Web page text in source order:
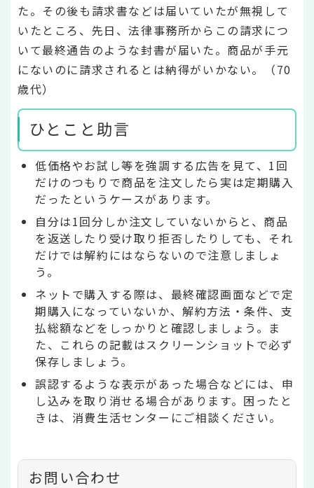
た。その後も請求書などは届いていたが無視して
いたところ、先日、法律事務所からこの請求につ
いて最終通告のような封書が届いた。商品が手元
にないのに請求されるとは納得がいかない。（70
歳代）
ひとこと助言
低価格やお試し等を強調する広告を見て、1回
だけのつもりで商品を注文したら実は定期購入
だったというケースがあります。
自分は1回分しか注文していないからと、商品
を返送したり受け取り拒否したりしても、それ
だけでは解約にはならないので注意しましょ
う。
ネットで購入する際は、最終確認画面などで定
期購入になっていないか、解約方法・条件、支
払総額などをしっかりと確認しましょう。ま
た、これらの記載はスクリーンショットで必ず
保存しましょう。
誤認するような表示があった場合などには、申
し込みを取り消せる場合があります。困ったと
きは、消費生活センターにご相談ください。
お問い合わせ